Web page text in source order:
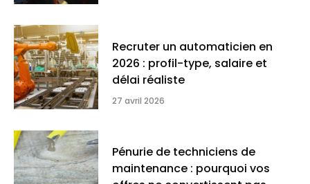
Recruter un automaticien en
2026 : profil-type, salaire et
délai réaliste
27 avril 2026
Pénurie de techniciens de
maintenance : pourquoi vos